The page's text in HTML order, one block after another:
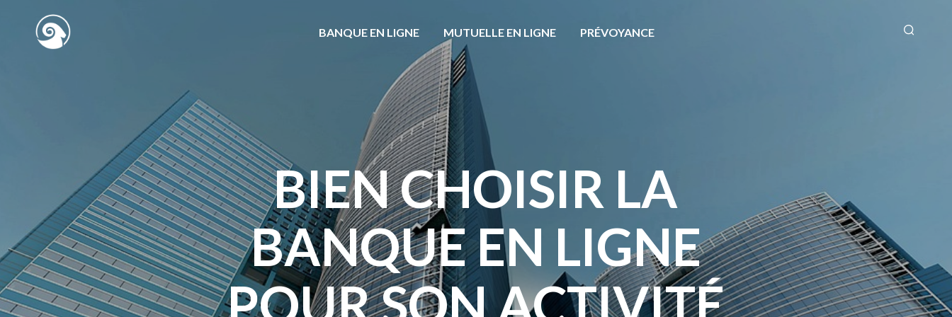
BANQUE EN LIGNE MUTUELLE EN LIGNE PRÉVOYANCE
BIEN CHOISIR LA
BANQUE EN LIGNE
POUR SON ACTIVITÉ